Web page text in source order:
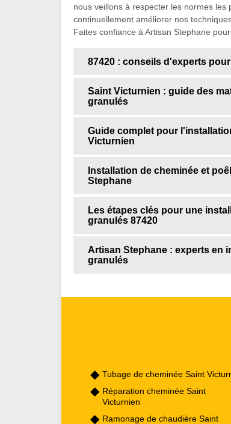
nous veillons à respecter les normes
continuellement améliorer nos
Faites confiance à Artisan Stephane
87420 : conseils d'experts
Saint Victurnien : guide des
granulés
Guide complet pour
Victurnien
Installation de cheminée et
Stephane
Les étapes clés pour une
granulés 87420
Artisan Stephane : experts en
granulés
Tubage de cheminée Saint
Réparation cheminée Saint
Victurnien
Ramonage de chaudière Saint